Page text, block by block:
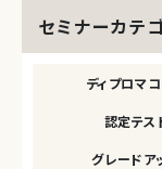
セミナーカテ
ディプロマ
認定テス
グレードア